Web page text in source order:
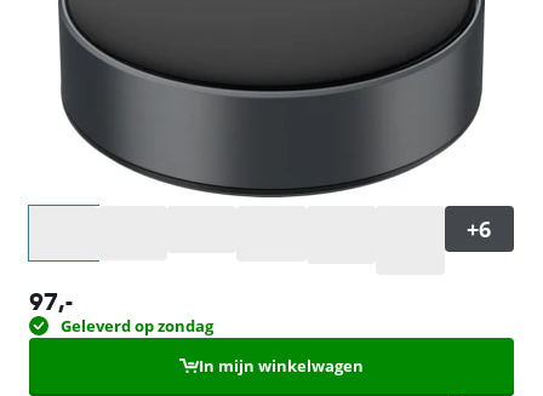
97,-
Geleverd op zondag
In mijn winkelwagen